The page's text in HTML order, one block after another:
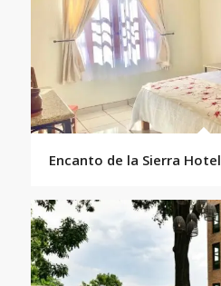
Encanto de la Sierra Hotel